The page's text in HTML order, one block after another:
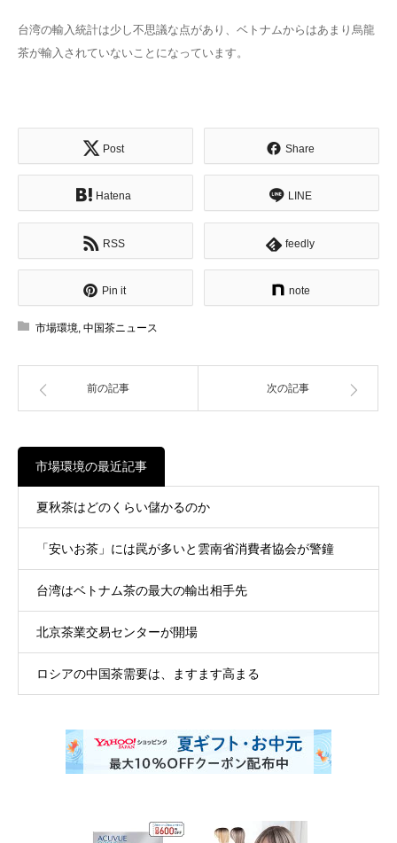
台湾の輸入統計は少し不思議な点があり、ベトナムからはあまり烏龍
茶が輸入されていないことになっています。
Post Share
Hatena LINE
RSS feedly
Pin it note
市場環境, 中国茶ニュース
前の記事 次の記事
市場環境の最近記事
夏秋茶はどのくらい儲かるのか
「安いお茶」には罠が多いと雲南省消費者協会が警鐘
台湾はベトナム茶の最大の輸出相手先
北京茶業交易センターが開場
ロシアの中国茶需要は、ますます高まる